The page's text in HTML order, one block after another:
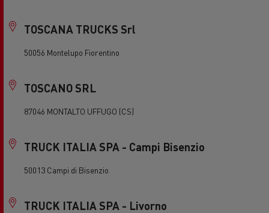
TOSCANA TRUCKS Srl
50056 Montelupo Fiorentino
TOSCANO SRL
87046 MONTALTO UFFUGO (CS)
TRUCK ITALIA SPA - Campi Bisenzio
50013 Campi di Bisenzio
TRUCK ITALIA SPA - Livorno